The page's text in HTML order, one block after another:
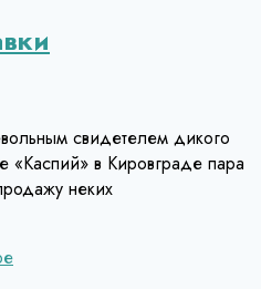
свидетелем дикого
в Кировграде пара
неких